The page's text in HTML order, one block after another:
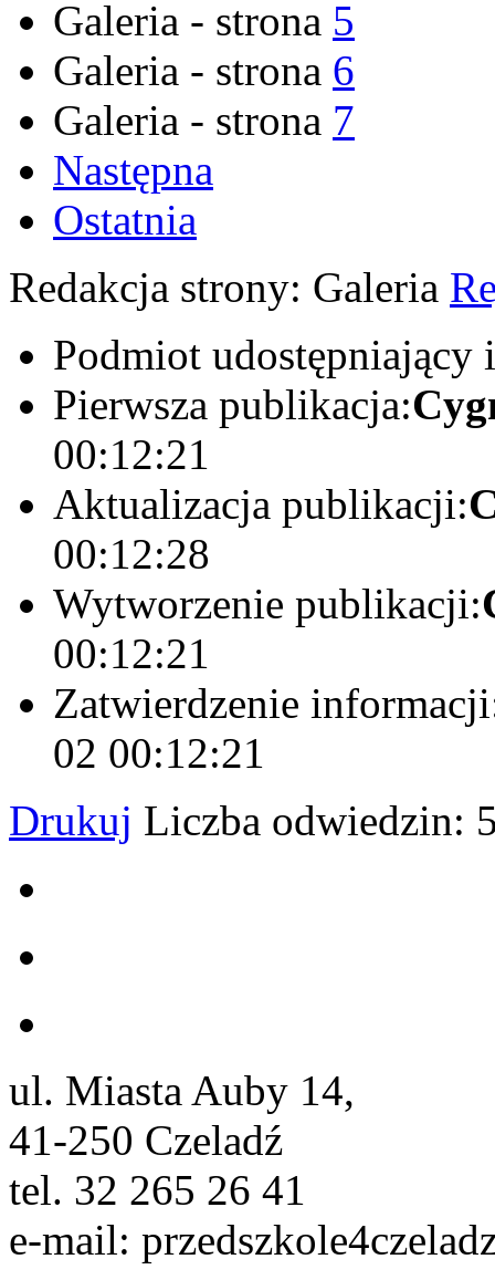
Galeria - strona 5
Galeria - strona 6
Galeria - strona 7
Następna
Ostatnia
Redakcja strony: Galeria
Podmiot udostępniający
Pierwsza publikacja:
00:12:21
Aktualizacja publikacji:
00:12:28
Wytworzenie publikacji:
00:12:21
Zatwierdzenie
02 00:12:21
Drukuj Liczba odwiedzin:
ul. Miasta Auby 14,
41-250 Czeladź
tel. 32 265 26 41
e-mail: